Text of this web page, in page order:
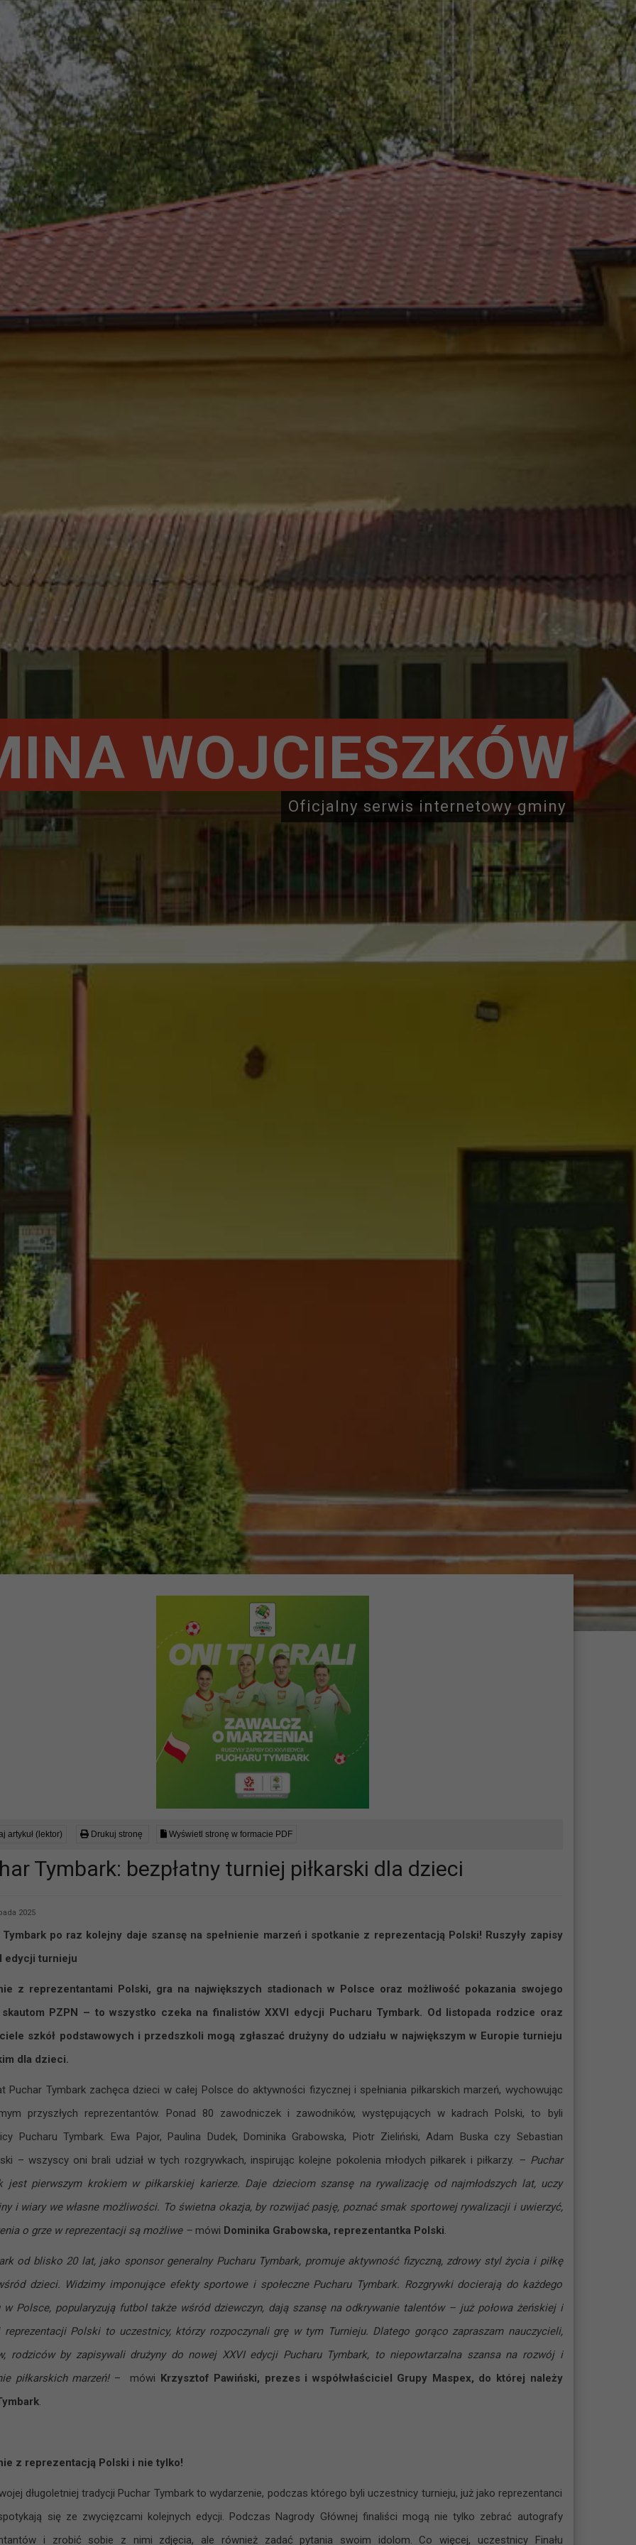
WOJCIESZKÓW
Oficjalny serwis internetowy gminy
(0-25) 755 41 01 urzad_gminy@wojcieszkow.pl
artykuł (lektor) Drukuj stronę Wyświetl stronę w formacie PDF
Tymbark: bezpłatny turniej piłkarski dla dzieci
2025
po raz kolejny daje szansę na spełnienie marzeń i spotkanie z reprezentacją Polski! Ruszyły zapisy
edycji turnieju
z reprezentantami Polski, gra na największych stadionach w Polsce oraz możliwość pokazania swojego
PZPN – to wszystko czeka na finalistów XXVI edycji Pucharu Tymbark. Od listopada rodzice oraz
szkół podstawowych i przedszkoli mogą zgłaszać drużyny do udziału w największym w Europie turnieju
dla dzieci.
Puchar Tymbark zachęca dzieci w całej Polsce do aktywności fizycznej i spełniania piłkarskich marzeń, wychowując
przyszłych reprezentantów. Ponad 80 zawodniczek i zawodników, występujących w kadrach Polski, to byli
Pucharu Tymbark. Ewa Pajor, Paulina Dudek, Dominika Grabowska, Piotr Zieliński, Adam Buska czy Sebastian
– wszyscy oni brali udział w tych rozgrywkach, inspirując kolejne pokolenia młodych piłkarek i piłkarzy. – Puchar
jest pierwszym krokiem w piłkarskiej karierze. Daje dzieciom szansę na rywalizację od najmłodszych lat, uczy
i wiary we własne możliwości. To świetna okazja, by rozwijać pasję, poznać smak sportowej rywalizacji i uwierzyć,
o grze w reprezentacji są możliwe – mówi Dominika Grabowska, reprezentantka Polski.
od blisko 20 lat, jako sponsor generalny Pucharu Tymbark, promuje aktywność fizyczną, zdrowy styl życia i piłkę
dzieci. Widzimy imponujące efekty sportowe i społeczne Pucharu Tymbark. Rozgrywki docierają do każdego
w Polsce, popularyzują futbol także wśród dziewczyn, dają szansę na odkrywanie talentów – już połowa żeńskiej i
reprezentacji Polski to uczestnicy, którzy rozpoczynali grę w tym Turnieju. Dlatego gorąco zapraszam nauczycieli,
rodziców by zapisywali drużyny do nowej XXVI edycji Pucharu Tymbark, to niepowtarzalna szansa na rozwój i
piłkarskich marzeń!– mówi
Krzysztof Pawiński, prezes i współwłaściciel Grupy Maspex, do której należy
.
z reprezentacją Polski i nie tylko!
długoletniej tradycji Puchar Tymbark to wydarzenie, podczas którego byli uczestnicy turnieju, już jako reprezentanci
się ze zwycięzcami kolejnych edycji. Podczas Nagrody Głównej finaliści mogą nie tylko zebrać autografy
i zrobić sobie z nimi zdjęcia, ale również zadać pytania swoim idolom. Co więcej, uczestnicy Finału